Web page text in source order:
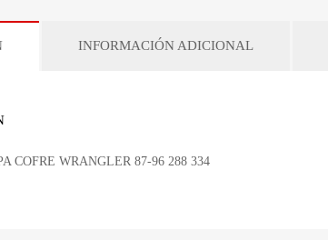
INFORMACIÓN ADICIONAL
COFRE WRANGLER 87-96 288 334